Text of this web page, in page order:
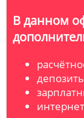
В данном